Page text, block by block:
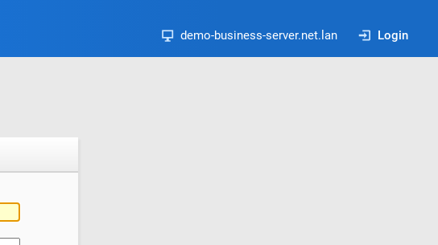
demo-business-server.net.lan Login